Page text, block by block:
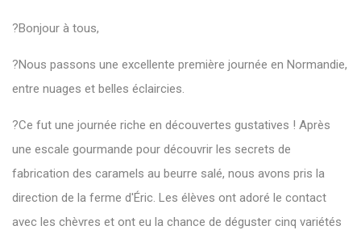
?Bonjour à tous,
?Nous passons une excellente première journée en Normandie,
entre nuages et belles éclaircies.
?Ce fut une journée riche en découvertes gustatives ! Après
une escale gourmande pour découvrir les secrets de
fabrication des caramels au beurre salé, nous avons pris la
direction de la ferme d'Éric. Les élèves ont adoré le contact
avec les chèvres et ont eu la chance de déguster cinq variétés